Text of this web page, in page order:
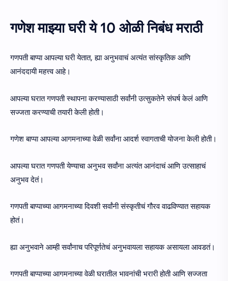
गणेश माझ्या घरी ये 10 ओळी निबंध मराठी
गणपती बाप्पा आपल्या घरी येतात, ह्या अनुभवाचं अत्यंत सांस्कृतिक आणि
आनंददायी महत्त्व आहे।
आपल्या घरात गणपती स्थापना करण्यासाठी सर्वांनी उत्सुकतेने संघर्ष केलं आणि
सज्जता करण्याची तयारी केली होती।
गणेश बाप्पा आपल्या आगमनाच्या वेळी सर्वांना आदर्श स्वागताची योजना केली होती।
आपल्या घरात गणपती येण्याचा अनुभव सर्वांना अत्यंत आनंदाचं आणि उत्साहाचं
अनुभव देतं।
गणपती बाप्पाच्या आगमनाच्या दिवशी सर्वांनी संस्कृतीचं गौरव वाढविण्यात सहायक
होतं।
ह्या अनुभवाने आम्ही सर्वांनाच परिपूर्णतेचं अनुभवायला सहायक असायला आवडतं।
गणपती बाप्पाच्या आगमनाच्या वेळी घरातील भावनांची भरारी होती आणि सज्जता